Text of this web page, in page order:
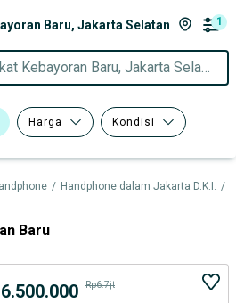
Baru, Jakarta Selatan 1
Kebayoran Baru, Jakarta Selatan
Harga Kondisi
/ Handphone dalam Jakarta D.K.I. /
Baru
Rp6.7jt